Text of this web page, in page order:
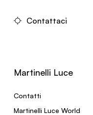
Contattaci
Martinelli Luce
Contatti
Martinelli Luce World